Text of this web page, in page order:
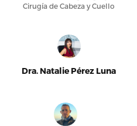
Cirugía de Cabeza y Cuello
Dra. Natalie Pérez Luna